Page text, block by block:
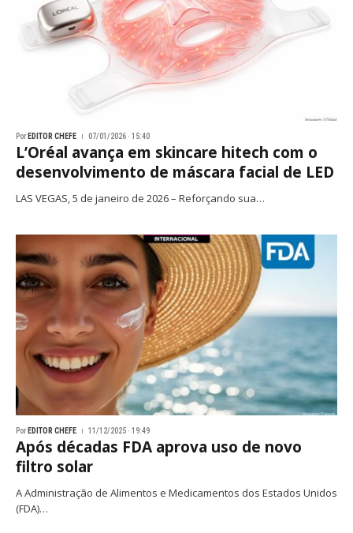
Por EDITOR CHEFE 07/01/2026 · 15:40
L’Oréal avança em skincare hitech com o
desenvolvimento de máscara facial de LED
LAS VEGAS, 5 de janeiro de 2026 – Reforçando sua…
Por EDITOR CHEFE 11/12/2025 · 19:49
Após décadas FDA aprova uso de novo
filtro solar
A Administração de Alimentos e Medicamentos dos Estados Unidos
(FDA)…